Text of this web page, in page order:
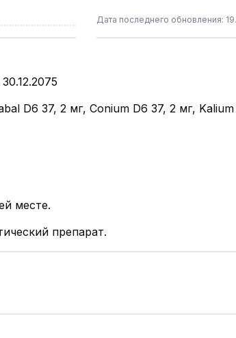
Дата последнего обновления:
30.12.2075
D6 37, 2 мг, Conium D6 37, 2 мг,
месте.
препарат.